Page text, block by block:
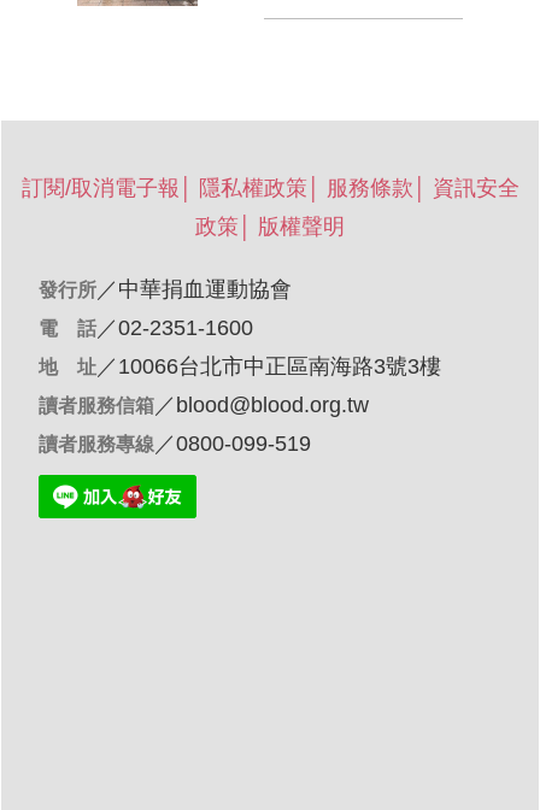
訂閱/取消電子報 隱私權政策 服務條款
資訊安全
政策
版權聲明
發行所／ 中華捐血運動協會
電 話／02-2351-1600
地 址／10066台北市中正區南海路3號3樓
讀者服務信箱／ blood@blood.org.tw
讀者服務專線 ／0800-099-519